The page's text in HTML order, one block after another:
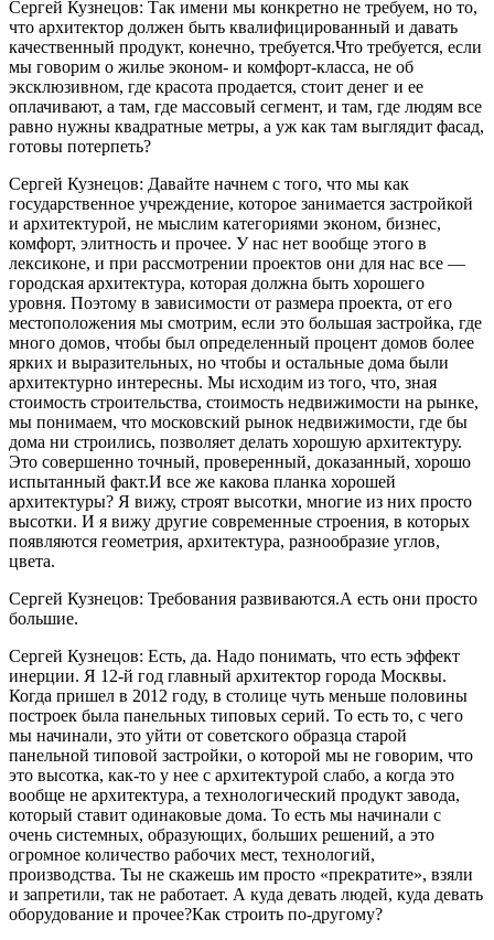
Сергей Кузнецов: Так имени мы конкретно не требуем, но то,
что архитектор должен быть квалифицированный и давать
качественный продукт, конечно, требуется.Что требуется, если
мы говорим о жилье эконом- и комфорт-класса, не об
эксклюзивном, где красота продается, стоит денег и ее
оплачивают, а там, где массовый сегмент, и там, где людям все
равно нужны квадратные метры, а уж как там выглядит фасад,
готовы потерпеть?
Сергей Кузнецов: Давайте начнем с того, что мы как
государственное учреждение, которое занимается застройкой
и архитектурой, не мыслим категориями эконом, бизнес,
комфорт, элитность и прочее. У нас нет вообще этого в
лексиконе, и при рассмотрении проектов они для нас все —
городская архитектура, которая должна быть хорошего
уровня. Поэтому в зависимости от размера проекта, от его
местоположения мы смотрим, если это большая застройка, где
много домов, чтобы был определенный процент домов более
ярких и выразительных, но чтобы и остальные дома были
архитектурно интересны. Мы исходим из того, что, зная
стоимость строительства, стоимость недвижимости на рынке,
мы понимаем, что московский рынок недвижимости, где бы
дома ни строились, позволяет делать хорошую архитектуру.
Это совершенно точный, проверенный, доказанный, хорошо
испытанный факт.И все же какова планка хорошей
архитектуры? Я вижу, строят высотки, многие из них просто
высотки. И я вижу другие современные строения, в которых
появляются геометрия, архитектура, разнообразие углов,
цвета.
Сергей Кузнецов: Требования развиваются.А есть они просто
большие.
Сергей Кузнецов: Есть, да. Надо понимать, что есть эффект
инерции. Я 12-й год главный архитектор города Москвы.
Когда пришел в 2012 году, в столице чуть меньше половины
построек была панельных типовых серий. То есть то, с чего
мы начинали, это уйти от советского образца старой
панельной типовой застройки, о которой мы не говорим, что
это высотка, как-то у нее с архитектурой слабо, а когда это
вообще не архитектура, а технологический продукт завода,
который ставит одинаковые дома. То есть мы начинали с
очень системных, образующих, больших решений, а это
огромное количество рабочих мест, технологий,
производства. Ты не скажешь им просто «прекратите», взяли
и запретили, так не работает. А куда девать людей, куда девать
оборудование и прочее?Как строить по-другому?